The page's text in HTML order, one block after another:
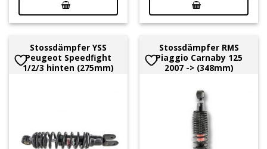
Stossdämpfer YSS
Peugeot Speedfight
1/2/3 hinten (275mm)
Stossdämpfer RMS
Piaggio Carnaby 125
2007 -> (348mm)